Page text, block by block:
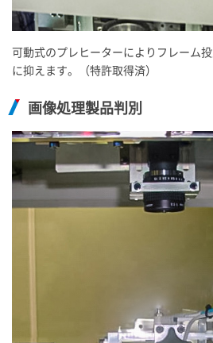
可動式のプレヒーターによりフレーム
に抑えます。（特許取得済）
画像処理製品判別